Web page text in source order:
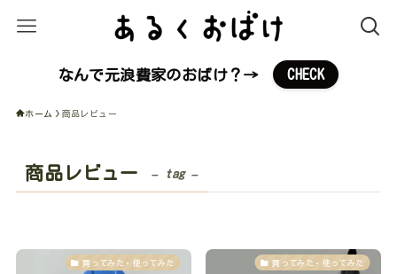
なんで元浪費家のおばけ？→ CHECK
ホーム 商品レビュー
商品レビュー – tag –
買ってみた・使ってみた 買ってみた・使ってみた